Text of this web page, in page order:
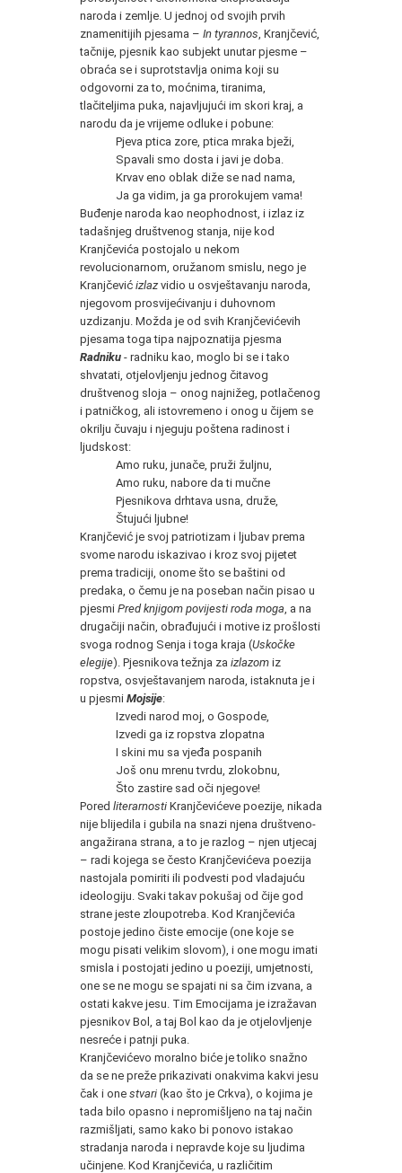
naroda i zemlje. U jednoj od svojih prvih
znamenitijih pjesama – In tyrannos , Kranjčević,
tačnije, pjesnik kao subjekt unutar pjesme –
obraća se i suprotstavlja onima koji su
odgovorni za to, moćnima, tiranima,
tlačiteljima puka, najavljujući im skori kraj, a
narodu da je vrijeme odluke i pobune:
Pjeva ptica zore, ptica mraka bježi,
Spavali smo dosta i javi je doba.
Krvav eno oblak diže se nad nama,
Ja ga vidim, ja ga prorokujem vama!
Buđenje naroda kao neophodnost, i izlaz iz
tadašnjeg društvenog stanja, nije kod
Kranjčevića postojalo u nekom
revolucionarnom, oružanom smislu, nego je
Kranjčević izlaz vidio u osvještavanju naroda,
njegovom prosvijećivanju i duhovnom
uzdizanju. Možda je od svih Kranjčevićevih
pjesama toga tipa najpoznatija pjesma
Radniku - radniku kao, moglo bi se i tako
shvatati, otjelovljenju jednog čitavog
društvenog sloja – onog najnižeg, potlačenog
i patničkog, ali istovremeno i onog u čijem se
okrilju čuvaju i njeguju poštena radinost i
ljudskost:
Amo ruku, junače, pruži žuljnu,
Amo ruku, nabore da ti mučne
Pjesnikova drhtava usna, druže,
Štujući ljubne!
Kranjčević je svoj patriotizam i ljubav prema
svome narodu iskazivao i kroz svoj pijetet
prema tradiciji, onome što se baštini od
predaka, o čemu je na poseban način pisao u
pjesmi Pred knjigom povijesti roda moga , a na
drugačiji način, obrađujući i motive iz prošlosti
svoga rodnog Senja i toga kraja (Uskočke
elegije). Pjesnikova težnja za izlazom iz
ropstva, osvještavanjem naroda, istaknuta je i
u pjesmi Mojsije:
Izvedi narod moj, o Gospode,
Izvedi ga iz ropstva zlopatna
I skini mu sa vjeđa pospanih
Još onu mrenu tvrdu, zlokobnu,
Što zastire sad oči njegove!
Pored literarnosti Kranjčevićeve poezije, nikada
nije blijedila i gubila na snazi njena društveno-
angažirana strana, a to je razlog – njen utjecaj
– radi kojega se često Kranjčevićeva poezija
nastojala pomiriti ili podvesti pod vladajuću
ideologiju. Svaki takav pokušaj od čije god
strane jeste zloupotreba. Kod Kranjčevića
postoje jedino čiste emocije (one koje se
mogu pisati velikim slovom), i one mogu imati
smisla i postojati jedino u poeziji, umjetnosti,
one se ne mogu se spajati ni sa čim izvana, a
ostati kakve jesu. Tim Emocijama je izražavan
pjesnikov Bol, a taj Bol kao da je otjelovljenje
nesreće i patnji puka.
Kranjčevićevo moralno biće je toliko snažno
da se ne preže prikazivati onakvima kakvi jesu
čak i one stvari (kao što je Crkva), o kojima je
tada bilo opasno i nepromišljeno na taj način
razmišljati, samo kako bi ponovo istakao
stradanja naroda i nepravde koje su ljudima
učinjene. Kod Kranjčevića, u različitim